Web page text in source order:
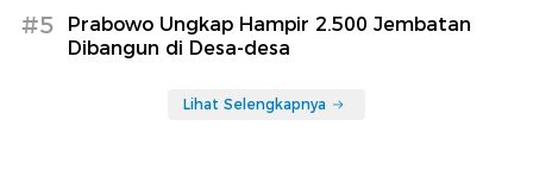
#5
Prabowo Ungkap Hampir 2.500 Jembatan
Dibangun di Desa-desa
Lihat Selengkapnya